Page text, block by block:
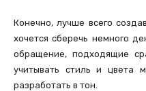
Конечно, лучше всего
хочется сберечь немного
обращение, подходящие
учитывать стиль и цвета
разработать в тон.